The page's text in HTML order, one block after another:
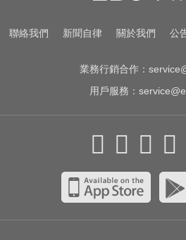
聯絡我們 新聞自律 關於我們 公
業務行銷合作：
用戶服務：